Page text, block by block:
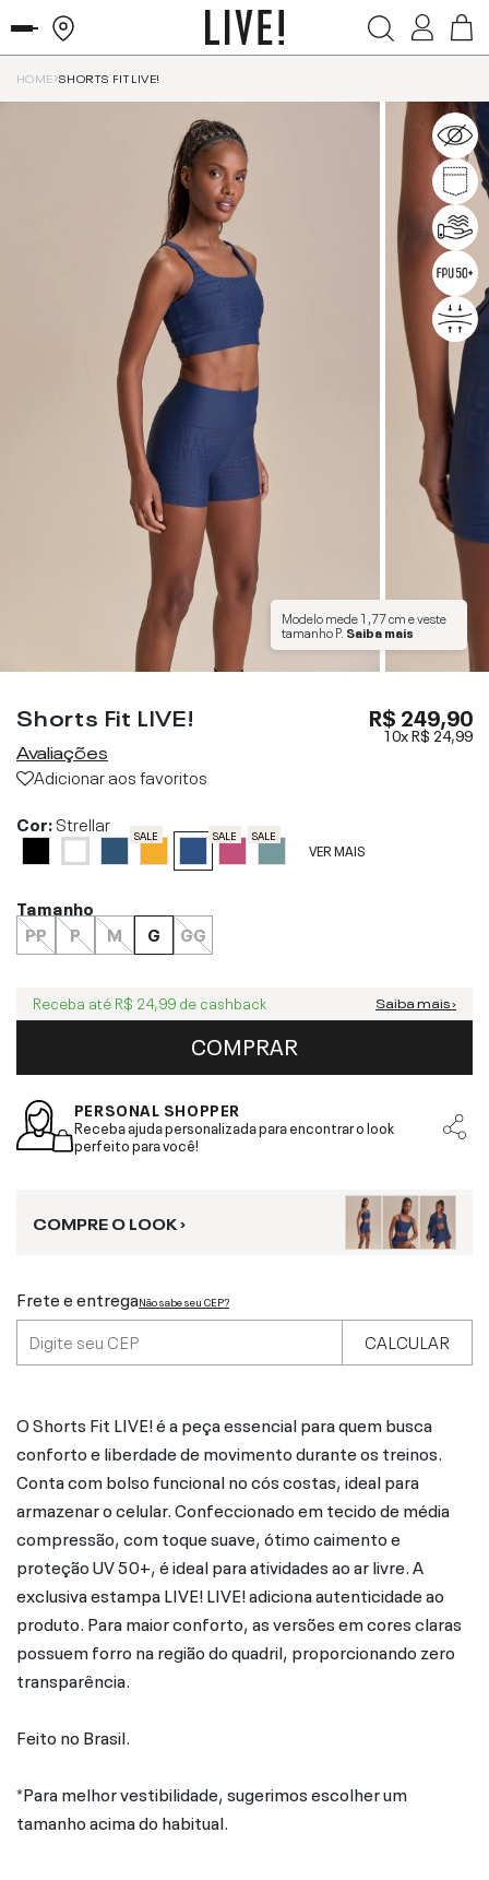
HOME SHORTS FIT LIVE!
Modelo mede1,77 cme veste
tamanhoP. Saiba mais
Shorts Fit LIVE!
Avaliações
Adicionar aos favoritos
R$ 249,90
10xR$ 24,99
Cor:Strellar SALE SALE SALE
VER MAIS
Tamanho
PP
P M G GG
Receba até R$ 24,99 de cashback Saiba mais ›
COMPRAR
PERSONAL SHOPPER
Receba ajuda personalizada para encontrar o look
perfeito para você!
COMPRE O LOOK ›
Frete e entregaNão sabe seu CEP?
CALCULAR
O Shorts Fit LIVE! é a peça essencial para quem busca
conforto e liberdade de movimento durante os treinos.
Conta com bolso funcional no cós costas, ideal para
armazenar o celular. Confeccionado em tecido de média
compressão, com toque suave, ótimo caimento e
proteção UV 50+, é ideal para atividades ao ar livre. A
exclusiva estampa LIVE! LIVE! adiciona autenticidade ao
produto. Para maior conforto, as versões em cores claras
possuem forro na região do quadril, proporcionando zero
transparência.
Feito no Brasil.
*Para melhor vestibilidade, sugerimos escolher um
tamanho acima do habitual.